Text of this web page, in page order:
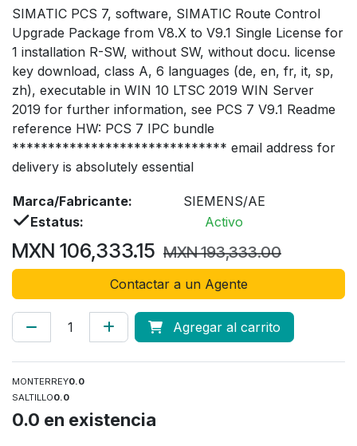
SIMATIC PCS 7, software, SIMATIC Route Control
Upgrade Package from V8.X to V9.1 Single License for
1 installation R-SW, without SW, without docu. license
key download, class A, 6 languages (de, en, fr, it, sp,
zh), executable in WIN 10 LTSC 2019 WIN Server
2019 for further information, see PCS 7 V9.1 Readme
reference HW: PCS 7 IPC bundle
****************************** email address for
delivery is absolutely essential
Marca/Fabricante:
SIEMENS/AE
Estatus:
Activo
MXN 106,333.15 MXN193,333.00
Contactar a un Agente
Agregar al carrito
MONTERREY0.0
SALTILLO0.0
0.0 en existencia